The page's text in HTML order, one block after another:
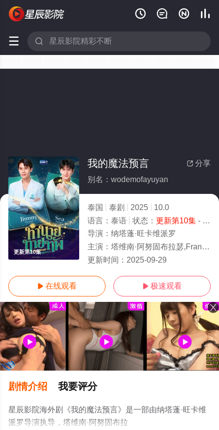
   
 
更新第10集
 分享
我的魔法预言
别名：wodemofayuyan
泰国 泰剧 2025
10.0
语言： 泰语 状态： 更新第10集- 免费在线观看
导演： 纳塔蓬·旺卡维派罗
主演： 塔维南·阿努固布拉瑟,Franc,Naruth,Prateeppravameta,吉达蓬·坡提维赫,Acare,Chompoopu
更新时间： 2025-09-29
 在线观看  极速观看
剧情介绍 我要评分
星辰影院海外剧《我的魔法预言》是一部由纳塔蓬·旺卡维
派罗导演执导，塔维南·阿努固布拉